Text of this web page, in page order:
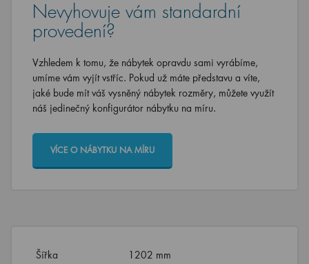
Nevyhovuje vám standardní
provedení?
Vzhledem k tomu, že nábytek opravdu sami vyrábíme,
umíme vám vyjít vstříc. Pokud už máte představu a víte,
jaké bude mít váš vysněný nábytek rozměry, můžete využít
náš jedinečný konfigurátor nábytku na míru.
VÍCE O NÁBYTKU NA MÍRU
Šířka
1202 mm